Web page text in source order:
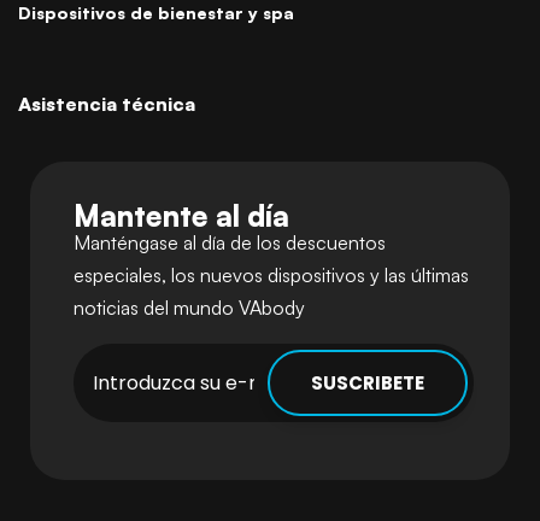
Dispositivos de bienestar y spa
Asistencia técnica
Mantente al día
Manténgase al día de los descuentos
especiales, los nuevos dispositivos y las últimas
noticias del mundo VAbody